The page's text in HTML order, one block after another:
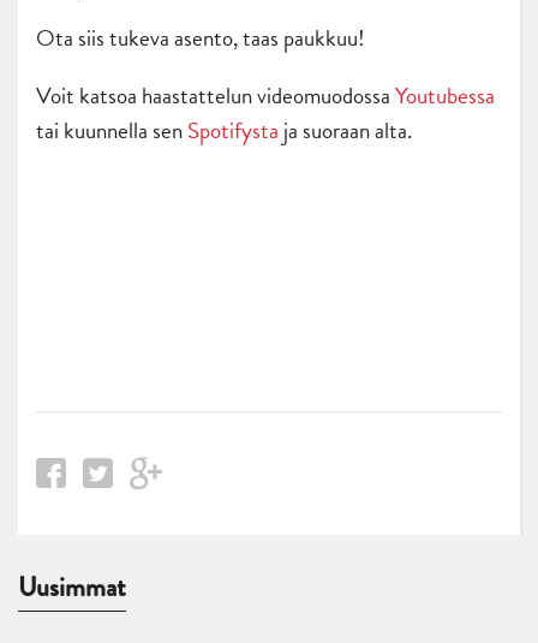
Ota siis tukeva asento, taas paukkuu!
Voit katsoa haastattelun videomuodossaYoutubessa
tai kuunnella senSpotifysta ja suoraan alta.
Uusimmat